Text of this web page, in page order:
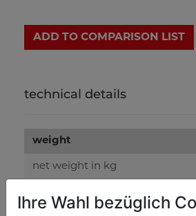
ADD TO COMPARISON LIST
technical details
weight
net weight in kg
Ihre Wahl bezüglich